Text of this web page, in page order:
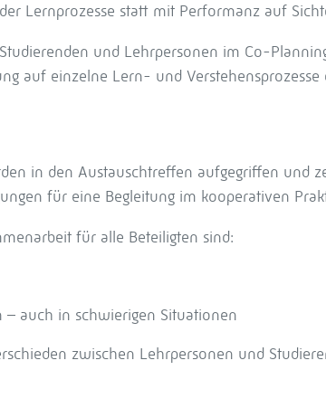
Lernprozesse statt mit Performanz auf
und Lehrpersonen im Co-
auf einzelne Lern- und Verstehensprozesse
in den Austauschtreffen aufgegriffen und
für eine Begleitung im kooperativen
für alle Beteiligten sind:
auch in schwierigen Situationen
zwischen Lehrpersonen und